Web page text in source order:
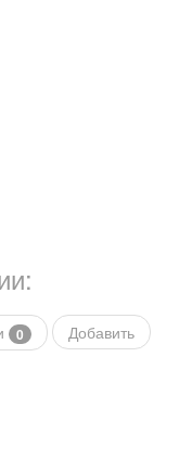
0 Добавить